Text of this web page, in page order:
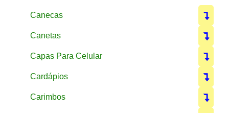
Canecas
Canetas
Capas Para Celular
Cardápios
Carimbos